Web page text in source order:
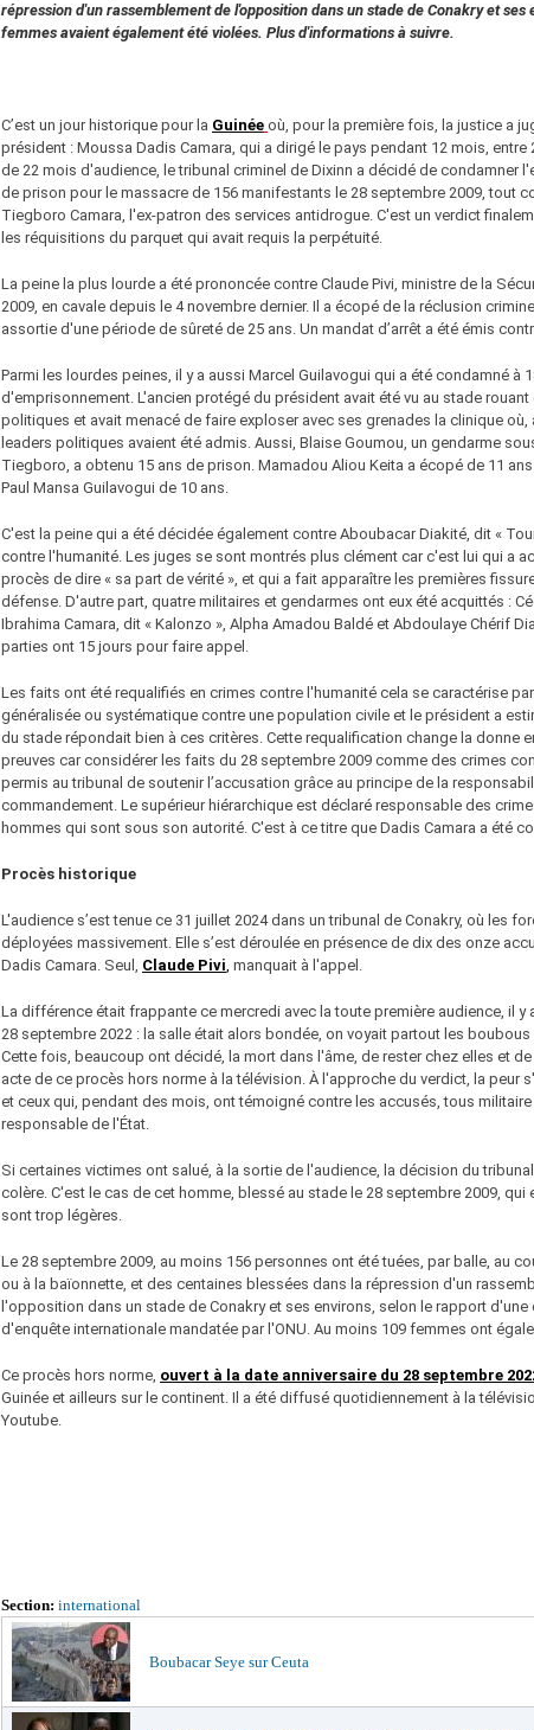
répression d'un rassemblement de l'opposition dans un stade de Conakry et ses
femmes avaient également été violées. Plus d'informations à suivre.
C’est un jour historique pour la Guinée où, pour la première fois, la justice a
président : Moussa Dadis Camara, qui a dirigé le pays pendant 12 mois, entre
de 22 mois d'audience, le tribunal criminel de Dixinn a décidé de condamner
de prison pour le massacre de 156 manifestants le 28 septembre 2009, tout
Tiegboro Camara, l'ex-patron des services antidrogue. C'est un verdict
les réquisitions du parquet qui avait requis la perpétuité.
La peine la plus lourde a été prononcée contre Claude Pivi, ministre de la
2009, en cavale depuis le 4 novembre dernier. Il a écopé de la réclusion
assortie d'une période de sûreté de 25 ans. Un mandat d’arrêt a été émis
Parmi les lourdes peines, il y a aussi Marcel Guilavogui qui a été condamné à
d'emprisonnement. L'ancien protégé du président avait été vu au stade
politiques et avait menacé de faire exploser avec ses grenades la clinique où,
leaders politiques avaient été admis. Aussi, Blaise Goumou, un gendarme
Tiegboro, a obtenu 15 ans de prison. Mamadou Aliou Keita a écopé de 11
Paul Mansa Guilavogui de 10 ans.
C'est la peine qui a été décidée également contre Aboubacar Diakité, dit «
contre l'humanité. Les juges se sont montrés plus clément car c'est lui qui a
procès de dire « sa part de vérité », et qui a fait apparaître les premières
défense. D'autre part, quatre militaires et gendarmes ont eux été acquittés :
Ibrahima Camara, dit « Kalonzo », Alpha Amadou Baldé et Abdoulaye Chérif
parties ont 15 jours pour faire appel.
Les faits ont été requalifiés en crimes contre l'humanité cela se caractérise
généralisée ou systématique contre une population civile et le président a
du stade répondait bien à ces critères. Cette requalification change la donne
preuves car considérer les faits du 28 septembre 2009 comme des crimes
permis au tribunal de soutenir l’accusation grâce au principe de la
commandement. Le supérieur hiérarchique est déclaré responsable des
hommes qui sont sous son autorité. C'est à ce titre que Dadis Camara a été
Procès historique
L'audience s’est tenue ce 31 juillet 2024 dans un tribunal de Conakry, où les
déployées massivement. Elle s’est déroulée en présence de dix des onze
Dadis Camara. Seul, Claude Pivi, manquait à l'appel.
La différence était frappante ce mercredi avec la toute première audience, il y
28 septembre 2022 : la salle était alors bondée, on voyait partout les
Cette fois, beaucoup ont décidé, la mort dans l'âme, de rester chez elles et
acte de ce procès hors norme à la télévision. À l'approche du verdict, la peur
et ceux qui, pendant des mois, ont témoigné contre les accusés, tous
responsable de l'État.
Si certaines victimes ont salué, à la sortie de l'audience, la décision du
colère. C'est le cas de cet homme, blessé au stade le 28 septembre 2009, qui
sont trop légères.
Le 28 septembre 2009, au moins 156 personnes ont été tuées, par balle, au
ou à la baïonnette, et des centaines blessées dans la répression d'un
l'opposition dans un stade de Conakry et ses environs, selon le rapport
d'enquête internationale mandatée par l'ONU. Au moins 109 femmes ont
Ce procès hors norme, ouvert à la date anniversaire du 28 septembre
Guinée et ailleurs sur le continent. Il a été diffusé quotidiennement à la
Youtube.
Section: international
Boubacar Seye sur Ceuta